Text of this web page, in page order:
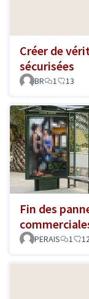
Créer de
sécurisées
BR 1 13
Fin des
PERAIS 1